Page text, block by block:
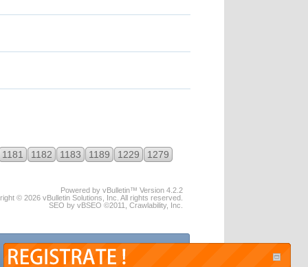
1181 1182 1183 1189 1229
1279
Powered by vBulletin™ Version 4.2.2
© 2026 vBulletin Solutions, Inc. All rights reserved.
SEO by vBSEO ©2011, Crawlability, Inc.